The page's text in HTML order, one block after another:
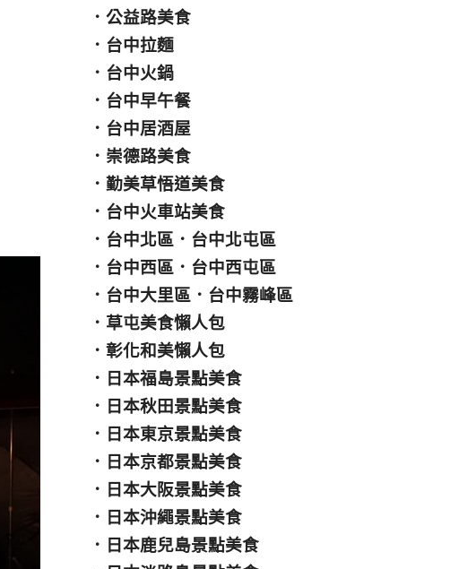
．公益路美食
． 台中拉麵
． 台中火鍋
． 台中早午餐
． 台中居酒屋
． 崇德路美食
．勤美草悟道美食
． 台中火車站美食
． 台中北區 ． 台中北屯區
． 台中西區 ． 台中西屯區
． 台中大里區 ． 台中霧峰區
． 草屯美食懶人包
．彰化和美懶人包
． 日本福島景點美食
． 日本秋田景點美食
． 日本東京景點美食
． 日本京都景點美食
． 日本大阪景點美食
． 日本沖繩景點美食
． 日本鹿兒島景點美食